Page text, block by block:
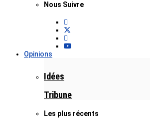
Nous Suivre
Opinions
Idées
Tribune
Les plus récents